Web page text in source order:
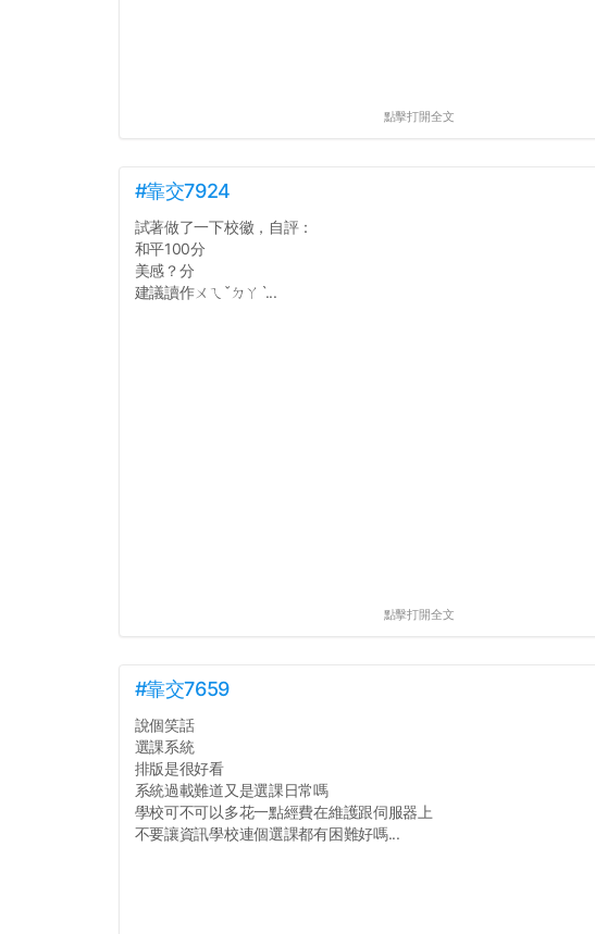
點擊打開全文
#靠交7924
試著做了一下校徽，自評：
和平100分
美感？分
建議讀作ㄨㄟˇㄉㄚˋ...
點擊打開全文
#靠交7659
說個笑話
選課系統
排版是很好看
系統過載難道又是選課日常嗎
學校可不可以多花一點經費在維護跟伺服器上
不要讓資訊學校連個選課都有困難好嗎...